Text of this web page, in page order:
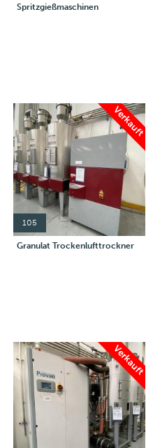
Spritzgießmaschinen
Verkauft
105
Granulat Trockenlufttrockner
Verkauft